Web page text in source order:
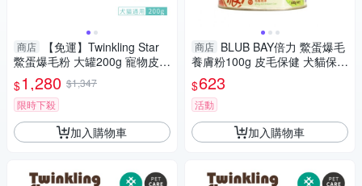
商店
【免運】Twinkling Star
鱉蛋爆毛粉 大罐200g 寵物皮膚
保健專用 犬貓適用 『寵喵樂旗
艦店』
$1,280 $1,347
限時下殺
加入購物車
商店 BLUB BAY倍力 鱉蛋爆毛
養膚粉100g 皮毛保健 犬貓保健
品『寵喵樂旗艦店』
$623
活動
加入購物車